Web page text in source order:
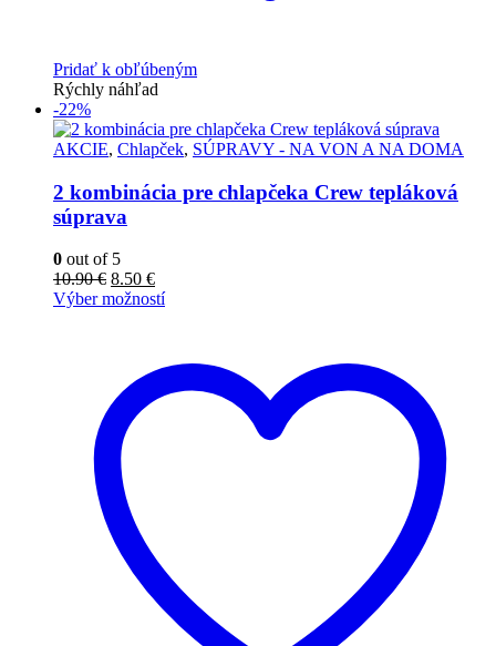
Pridať k obľúbeným
Rýchly náhľad
-22%
AKCIE, Chlapček, SÚPRAVY - NA VON A NA DOMA
2 kombinácia pre chlapčeka Crew tepláková
súprava
0 out of 5
10.90€ 8.50 €
Výber možností